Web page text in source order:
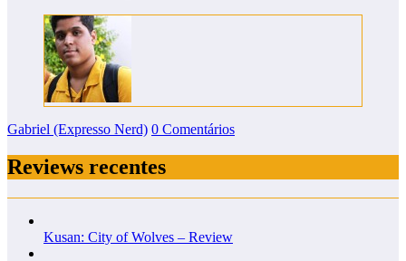
Gabriel (Expresso Nerd) 0 Comentários
Reviews recentes
Kusan: City of Wolves – Review